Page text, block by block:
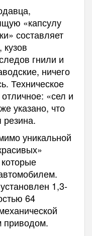
«капсулу
составляет
гнили и
ничего
Техническое
«сел и
указано, что
резина.
уникальной
1,3-
64
приводом.